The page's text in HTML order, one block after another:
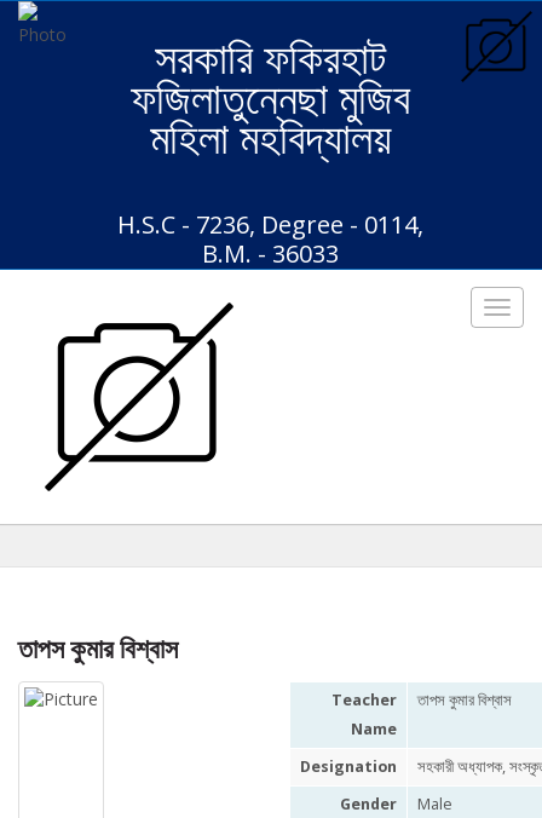
সরকারি ফকিরহাট
ফজিলাতুন্নেছা মুজিব
মহিলা মহবিদ্যালয়
H.S.C - 7236, Degree - 0114,
B.M. - 36033
তাপস কুমার বিশ্বাস
Teacher
Name
তাপস কুমার বিশ্বাস
Designation
সহকারী অধ্যাপক,
Gender
Male